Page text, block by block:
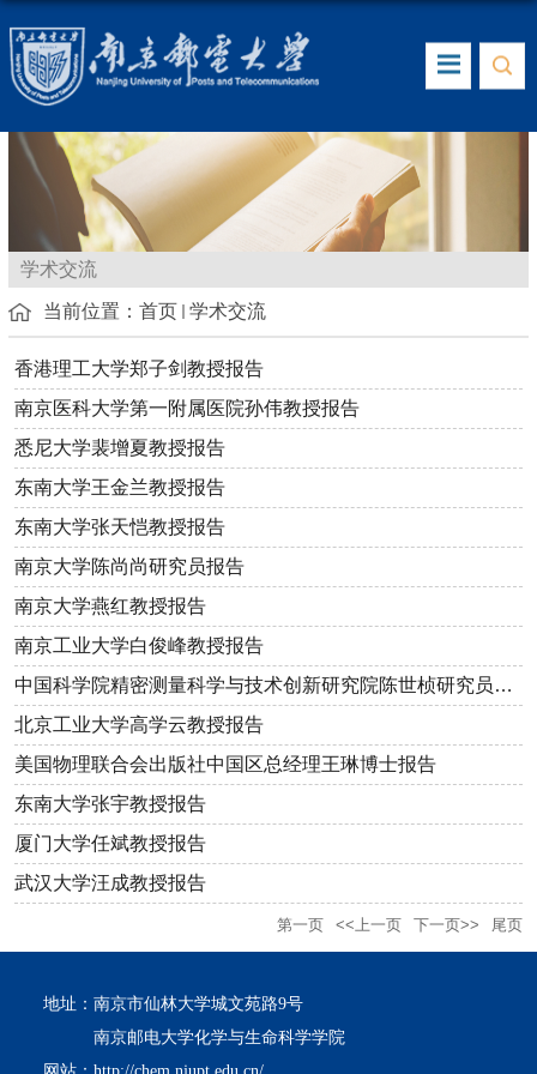
学术交流
当前位置： 首页 学术交流
香港理工大学郑子剑教授报告
南京医科大学第一附属医院孙伟教授报告
悉尼大学裴增夏教授报告
东南大学王金兰教授报告
东南大学张天恺教授报告
南京大学陈尚尚研究员报告
南京大学燕红教授报告
南京工业大学白俊峰教授报告
中国科学院精密测量科学与技术创新研究院陈世桢研究员报告
北京工业大学高学云教授报告
美国物理联合会出版社中国区总经理王琳博士报告
东南大学张宇教授报告
厦门大学任斌教授报告
武汉大学汪成教授报告
第一页 <<上一页 下一页>> 尾页
地址：南京市仙林大学城文苑路9号
南京邮电大学化学与生命科学学院